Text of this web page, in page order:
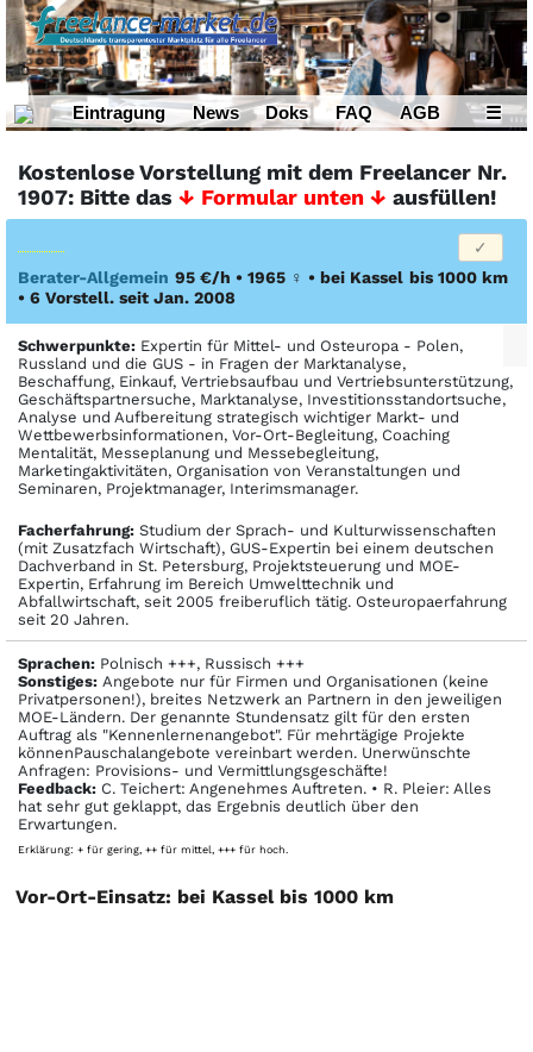
Eintragung News Doks FAQ AGB ☰
Kostenlose Vorstellung mit dem Freelancer Nr.
1907: Bitte das ↓ Formular unten ↓ ausfüllen!
Berater-Allgemein 95 €/h • 1965 ♀ • bei Kassel bis 1000 km
• 6 Vorstell. seit Jan. 2008
Schwerpunkte: Expertin für Mittel- und Osteuropa - Polen,
Russland und die GUS - in Fragen der Marktanalyse,
Beschaffung, Einkauf, Vertriebsaufbau und Vertriebsunterstützung,
Geschäftspartnersuche, Marktanalyse, Investitionsstandortsuche,
Analyse und Aufbereitung strategisch wichtiger Markt- und
Wettbewerbsinformationen, Vor-Ort-Begleitung, Coaching
Mentalität, Messeplanung und Messebegleitung,
Marketingaktivitäten, Organisation von Veranstaltungen und
Seminaren, Projektmanager, Interimsmanager.
Facher­fahrung: Studium der Sprach- und Kulturwissenschaften
(mit Zusatzfach Wirtschaft), GUS-Expertin bei einem deutschen
Dachverband in St. Petersburg, Projektsteuerung und MOE-
Expertin, Erfahrung im Bereich Umwelttechnik und
Abfallwirtschaft, seit 2005 freiberuflich tätig. Osteuropaerfahrung
seit 20 Jahren.
Sprachen: Polnisch +++, Russisch +++
Sonstiges: Angebote nur für Firmen und Organisationen (keine
Privatpersonen!), breites Netzwerk an Partnern in den jeweiligen
MOE-Ländern. Der genannte Stundensatz gilt für den ersten
Auftrag als "Kennenlernenangebot". Für mehrtägige Projekte
könnenPauschalangebote vereinbart werden. Unerwünschte
Anfragen: Provisions- und Vermittlungsgeschäfte!
Feedback: C. Teichert: Angenehmes Auftreten. • R. Pleier: Alles
hat sehr gut geklappt, das Ergebnis deutlich über den
Erwartungen.
Erklärung: + für gering, ++ für mittel, +++ für hoch.
Vor-Ort-Einsatz: bei Kassel bis 1000 km